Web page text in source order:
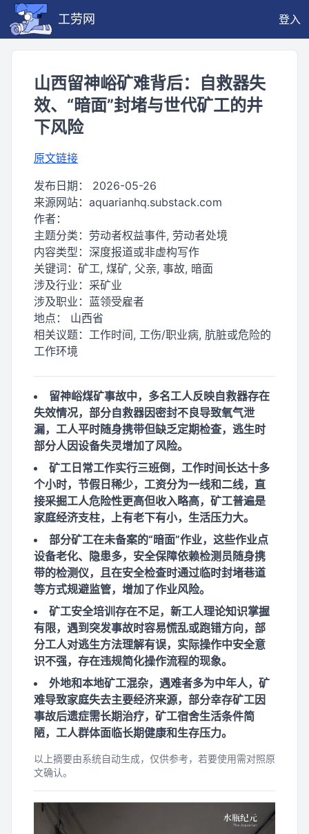
工劳网 登入
山西留神峪矿难背后：自救器失
效、“暗面”封堵与世代矿工的井
下风险
原文链接
发布日期： 2026-05-26
来源网站： aquarianhq.substack.com
作者：
主题分类： 劳动者权益事件, 劳动者处境
内容类型： 深度报道或非虚构写作
关键词： 矿工, 煤矿, 父亲, 事故, 暗面
涉及行业： 采矿业
涉及职业： 蓝领受雇者
地点： 山西省
相关议题： 工作时间, 工伤/职业病, 肮脏或危险的
工作环境
留神峪煤矿事故中，多名工人反映自救器存在
失效情况，部分自救器因密封不良导致氧气泄
漏，工人平时随身携带但缺乏定期检查，逃生时
部分人因设备失灵增加了风险。
矿工日常工作实行三班倒，工作时间长达十多
个小时，节假日稀少，工资分为一线和二线，直
接采掘工人危险性更高但收入略高，矿工普遍是
家庭经济支柱，上有老下有小，生活压力大。
部分矿工在未备案的“暗面”作业，这些作业点
设备老化、隐患多，安全保障依赖检测员随身携
带的检测仪，且在安全检查时通过临时封堵巷道
等方式规避监管，增加了作业风险。
矿工安全培训存在不足，新工人理论知识掌握
有限，遇到突发事故时容易慌乱或跑错方向，部
分工人对逃生方法理解有误，实际操作中安全意
识不强，存在违规简化操作流程的现象。
外地和本地矿工混杂，遇难者多为中年人，矿
难导致家庭失去主要经济来源，部分幸存矿工因
事故后遗症需长期治疗，矿工宿舍生活条件简
陋，工人群体面临长期健康和生存压力。
以上摘要由系统自动生成，仅供参考，若要使用需对照原
文确认。